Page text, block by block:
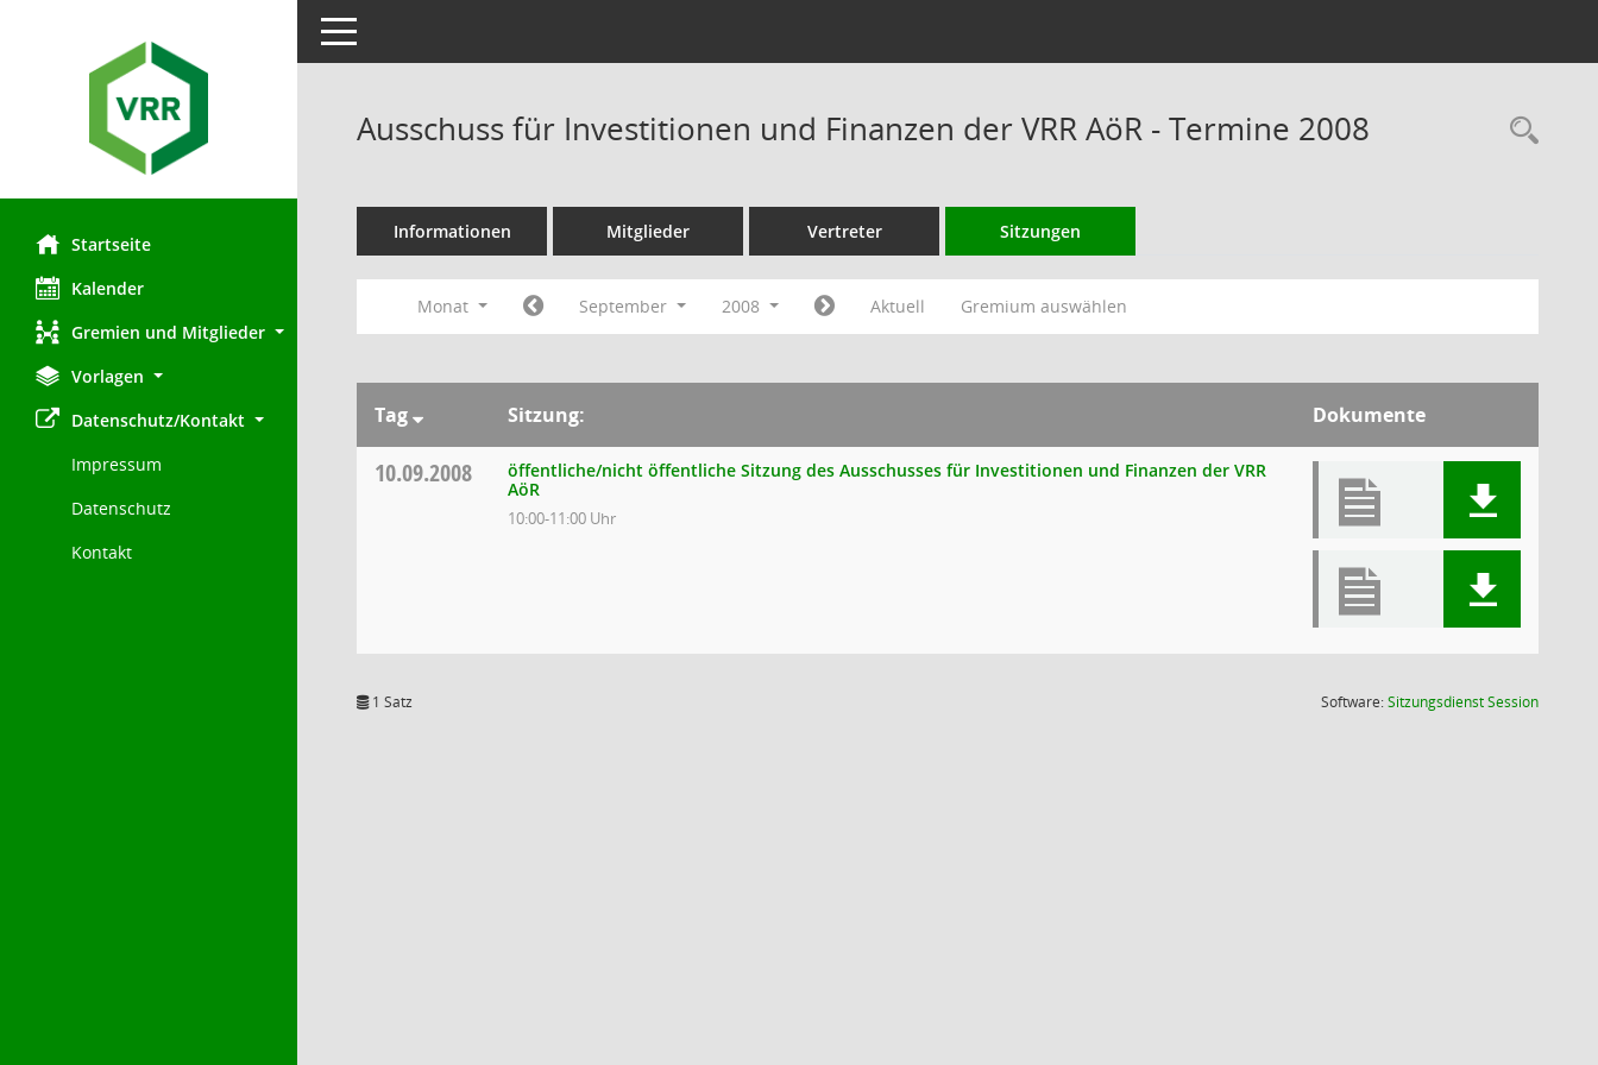
Startseite
Kalender
Gremien und Mitglieder
Vorlagen
Datenschutz/Kontakt
Impressum
Datenschutz
Kontakt
Toggle navigation
Ausschuss für Investitionen und Finanzen der VRR AöR - Termine 2008
Informationen Mitglieder Vertreter Sitzungen
Monat September 2008 Aktuell Gremium auswählen
Tag Sitzung: Dokumente
10.09.2008
öffentliche/nicht öffentliche Sitzung des Ausschusses für Investitionen und Finanzen der VRR
AöR
10:00-11:00 Uhr
1 Satz Software:SitzungsdienstSession(Wird in